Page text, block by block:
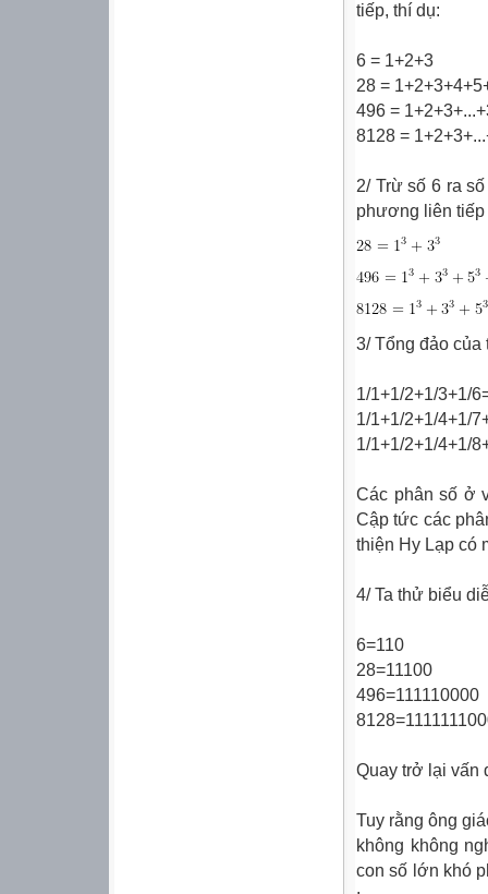
tiếp, thí dụ:
6 = 1+2+3
28 =
496 =
8128 =
2/ Trừ số 6 ra
phương liên tiếp
3/ Tổng đảo của
1/1+1/2+1/3+1/
1/1+1/2+1/4+1/
1/1+1/2+1/4+1/
Các phân số ở
Cập tức các
thiện Hy Lạp có
4/ Ta thử biểu
6=110
28=11100
496=111110000
Quay trở lại vấn
Tuy rằng ông
không không
con số lớn khó